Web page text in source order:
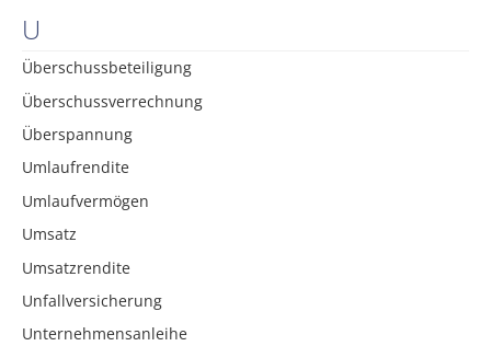
U
Überschussbeteiligung
Überschussverrechnung
Überspannung
Umlaufrendite
Umlaufvermögen
Umsatz
Umsatzrendite
Unfallversicherung
Unternehmensanleihe